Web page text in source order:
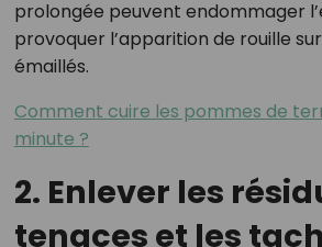
prolongée peuvent endommager
provoquer l’apparition de rouille
émaillés.
Comment cuire les pommes de
minute ?
2. Enlever les
tenaces et les